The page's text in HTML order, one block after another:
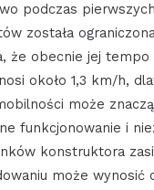
podczas
została
że obecnie jej tempo
około 1,3 km/h,
może
funkcjonowanie i
konstruktora
może wynosić